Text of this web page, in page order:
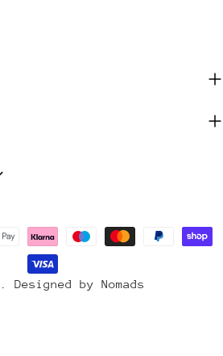
Designed by Nomads